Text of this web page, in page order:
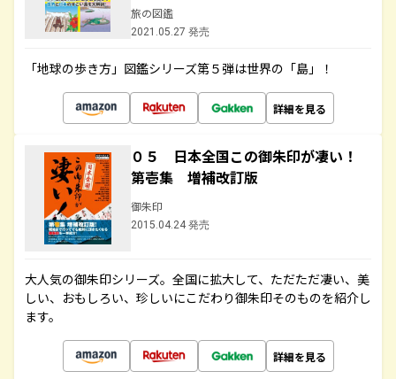
旅の図鑑
2021.05.27 発売
「地球の歩き方」図鑑シリーズ第５弾は世界の「島」！
詳細を見る
０５ 日本全国この御朱印が凄い！
第壱集 増補改訂版
御朱印
2015.04.24 発売
大人気の御朱印シリーズ。全国に拡大して、ただただ凄い、美
しい、おもしろい、珍しいにこだわり御朱印そのものを紹介し
ます。
詳細を見る